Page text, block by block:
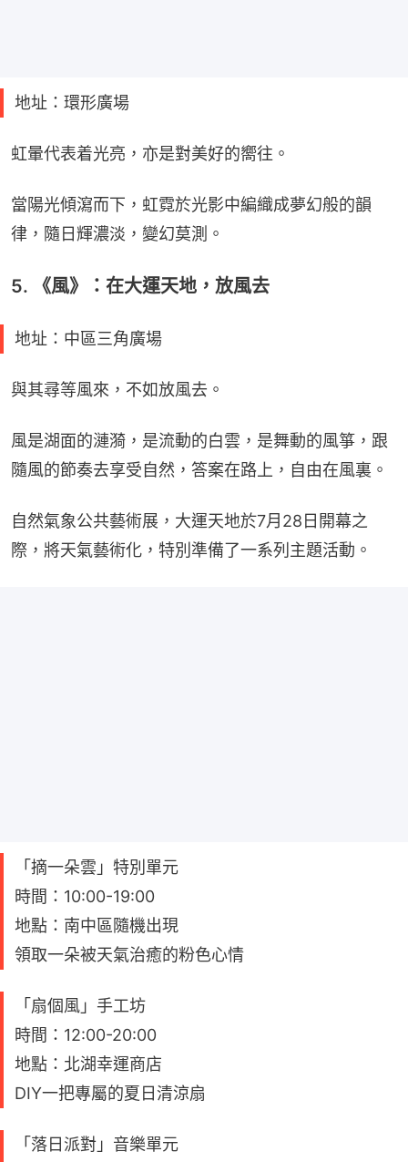
地址：環形廣場
虹暈代表着光亮，亦是對美好的嚮往。
當陽光傾瀉而下，虹霓於光影中編織成夢幻般的韻
律，隨日輝濃淡，變幻莫測。
5. 《風》：在大運天地，放風去
地址：中區三角廣場
與其尋等風來，不如放風去。
風是湖面的漣漪，是流動的白雲，是舞動的風箏，跟
隨風的節奏去享受自然，答案在路上，自由在風裏。
自然氣象公共藝術展，大運天地於7月28日開幕之
際，將天氣藝術化，特別準備了一系列主題活動。
「摘一朵雲」特別單元
時間：10:00-19:00
地點：南中區隨機出現
領取一朵被天氣治癒的粉色心情
「扇個風」手工坊
時間：12:00-20:00
地點：北湖幸運商店
DIY一把專屬的夏日清涼扇
「落日派對」音樂單元